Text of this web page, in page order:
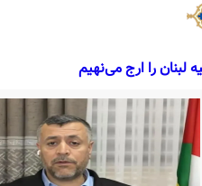
لبنان را ارج می‌نهیم